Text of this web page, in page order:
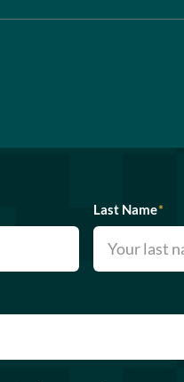
Last Name*